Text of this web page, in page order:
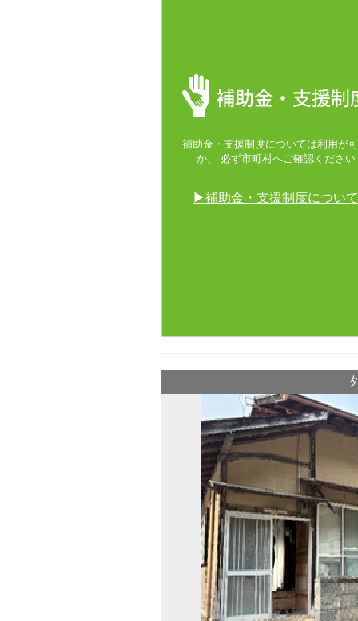
補助金・支援制度については利用が
か、 必ず市町村へご確認ください
▶補助金・支援制度について